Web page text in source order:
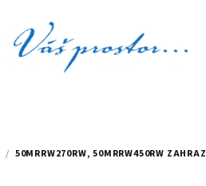
/ 50MRRW270RW, 50MRRW450RW